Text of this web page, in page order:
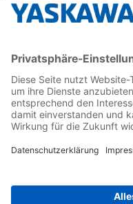
Karriere
Newsletter
Follow us on...